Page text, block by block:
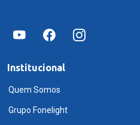
Institucional
Quem Somos
Grupo Fonelight